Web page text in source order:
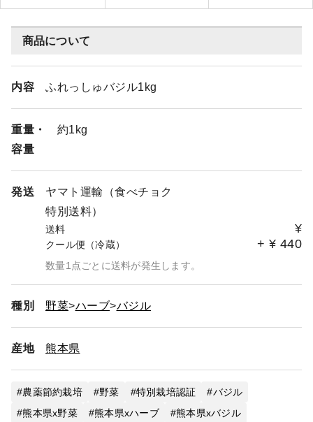
商品について
内容 ふれっしゅバジル1kg
重量・
容量
約1kg
発送
ヤマト運輸（食べチョク
特別送料）
送料 ¥
クール便（冷蔵） + ¥ 440
数量1点ごとに送料が発生します。
種別 野菜 ハーブ バジル
産地 熊本県
農薬節約栽培 野菜 特別栽培認証
バジル
熊本県x野菜
熊本県xハーブ 熊本県xバジル